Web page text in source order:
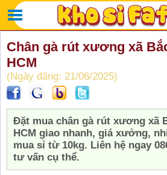
Chân gà rút xương xã
HCM
(Ngày đăng: 21/06/2025)
Đặt mua chân gà rút xương xã
HCM giao nhanh, giá xưởng,
mua sỉ từ 10kg. Liên hệ ngay
tư vấn cụ thể.